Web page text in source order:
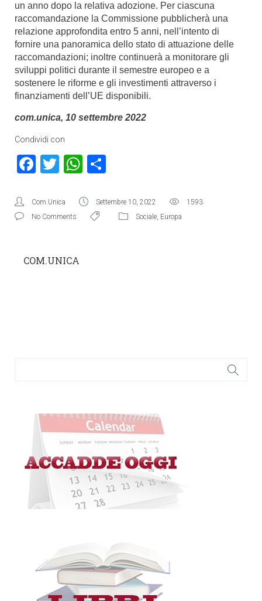
un anno dopo la relativa adozione. Per ciascuna
raccomandazione la Commissione pubblicherà una
relazione approfondita entro 5 anni, nell’intento di
fornire una panoramica dello stato di attuazione delle
raccomandazioni; inoltre continuerà a monitorare gli
sviluppi politici durante il semestre europeo e a
sostenere le riforme e gli investimenti attraverso i
finanziamenti dell’UE disponibili.
com.unica, 10 settembre 2022
Condividi con
Facebook
TwitterWhatsApp
Com.Unica Settembre 10, 2022
1593
No Comments
Sociale, Europa
COM.UNICA